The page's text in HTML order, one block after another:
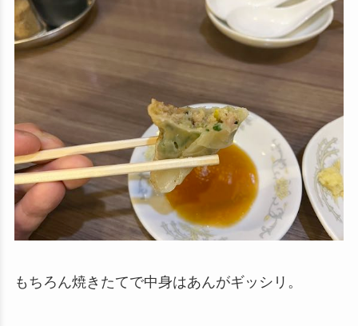
もちろん焼きたてで中身はあんがギッシリ。